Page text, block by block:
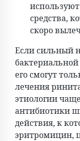
средства,
скоро
Если сильный
его смогут
лечения
этиологии
антибиотики
действия, к
эритромицин,